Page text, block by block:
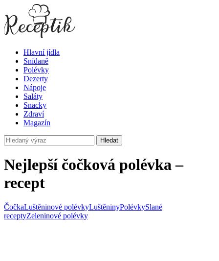
Hlavní jídla
Snídaně
Polévky
Dezerty
Nápoje
Saláty
Snacky
Zdraví
Magazín
Hledat
Nejlepší čočková polévka –
recept
ČočkaLuštěninové polévkyLuštěninyPolévkySlané
receptyZeleninové polévky